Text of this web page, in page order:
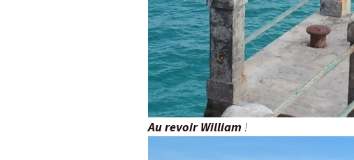
Au revoir William!